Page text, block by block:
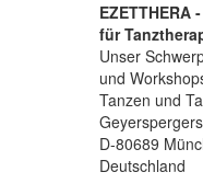
EZETTHERA
für
Unser
und
Tanzen und
D-80689
Deutschland